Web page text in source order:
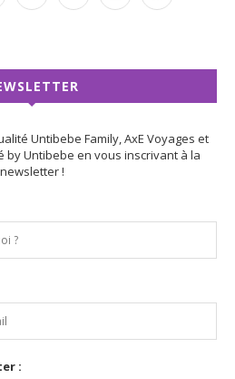
Untibebe Family, AxE Voyages et
by Untibebe en vous inscrivant à la
newsletter !
: